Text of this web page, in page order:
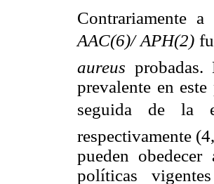
Contrariamente
AAC(6)/ APH(2)
aureus
prevalente en
seguida de la
respectivamente
pueden
políticas